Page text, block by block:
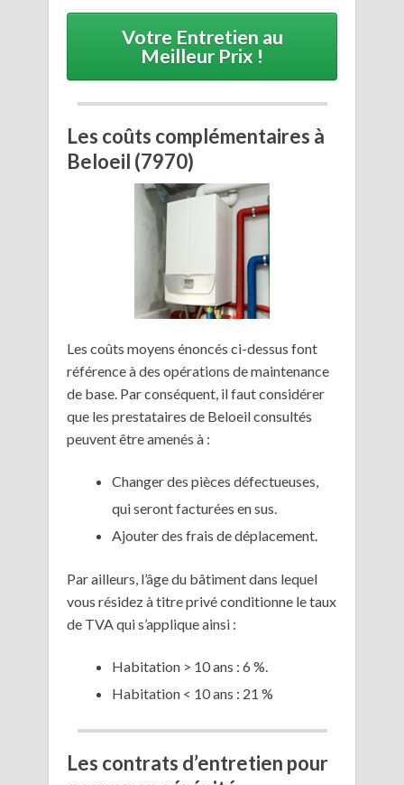
Votre Entretien au
Meilleur Prix !
Les coûts complémentaires à
Beloeil (7970)
Les coûts moyens énoncés ci-dessus font
référence à des opérations de maintenance
de base. Par conséquent, il faut considérer
que les prestataires de Beloeil consultés
peuvent être amenés à :
Changer des pièces défectueuses,
qui seront facturées en sus.
Ajouter des frais de déplacement.
Par ailleurs, l’âge du bâtiment dans lequel
vous résidez à titre privé conditionne le taux
de TVA qui s’applique ainsi :
Habitation > 10 ans : 6 %.
Habitation < 10 ans : 21 %
Les contrats d’entretien pour